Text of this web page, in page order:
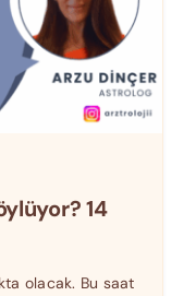
14
olacak. Bu saat